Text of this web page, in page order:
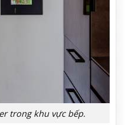
trong khu vực bếp.